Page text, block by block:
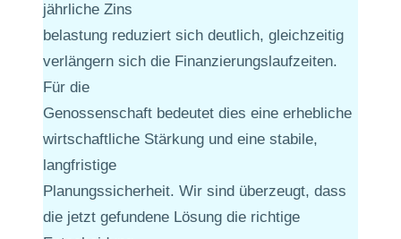
jährliche Zins
belastung reduziert sich deutlich, gleichzeitig
verlängern sich die Finanzierungslaufzeiten.
Für die
Genossenschaft bedeutet dies eine erhebliche
wirtschaftliche Stärkung und eine stabile,
langfristige
Planungssicherheit. Wir sind überzeugt, dass
die jetzt gefundene Lösung die richtige